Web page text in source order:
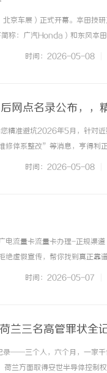
京车展）正式开幕。本田技
称：广汽Honda）和东风本
心A4馆，以“综合性移动出
时间：2026-05-08
网点名录公布，，
精准避坑2026年5月，针对
体系整改”等消息，亨得利
在工商管理（市场监督管理
时间：2026-05-08
电流量卡流量卡办理-正规渠
绝虚假宣传，帮你找到真正靠
流量卡手机卡办理免费申请·
时间：2026-05-07
兰三名高管罪状全
录——三个人，六个月，一家
兰方面取得安世半导体控制